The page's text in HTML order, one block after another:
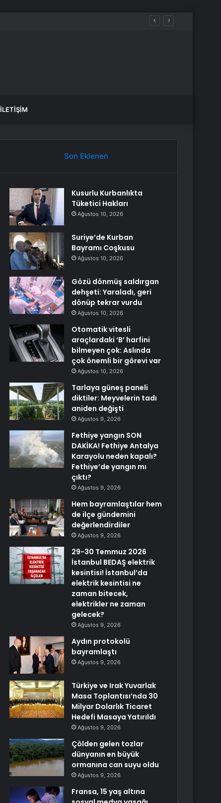
İLETIŞIM
Son Eklenen
Kusurlu Kurbanlıkta
Tüketici Hakları
Ağustos 10, 2026
Suriye’de Kurban
Bayramı Coşkusu
Ağustos 10, 2026
Gözü dönmüş saldırgan
dehşeti: Yaraladı, geri
dönüp tekrar vurdu
Ağustos 10, 2026
Otomatik vitesli
araçlardaki ‘B’ harfini
bilmeyen çok: Aslında
çok önemli bir görevi var
Ağustos 10, 2026
Tarlaya güneş paneli
diktiler: Meyvelerin tadı
aniden değişti
Ağustos 9, 2026
Fethiye yangın SON
DAKİKA! Fethiye Antalya
Karayolu neden kapalı?
Fethiye’de yangın mı
çıktı?
Ağustos 9, 2026
Hem bayramlaştılar hem
de ilçe gündemini
değerlendirdiler
Ağustos 9, 2026
29-30 Temmuz 2026
İstanbul BEDAŞ elektrik
kesintisi! İstanbul’da
elektrik kesintisi ne
zaman bitecek,
elektrikler ne zaman
gelecek?
Ağustos 9, 2026
Aydın protokolü
bayramlaştı
Ağustos 9, 2026
Türkiye ve Irak Yuvarlak
Masa Toplantısı’nda 30
Milyar Dolarlık Ticaret
Hedefi Masaya Yatırıldı
Ağustos 9, 2026
Çölden gelen tozlar
dünyanın en büyük
ormanına can suyu oldu
Ağustos 9, 2026
Fransa, 15 yaş altına